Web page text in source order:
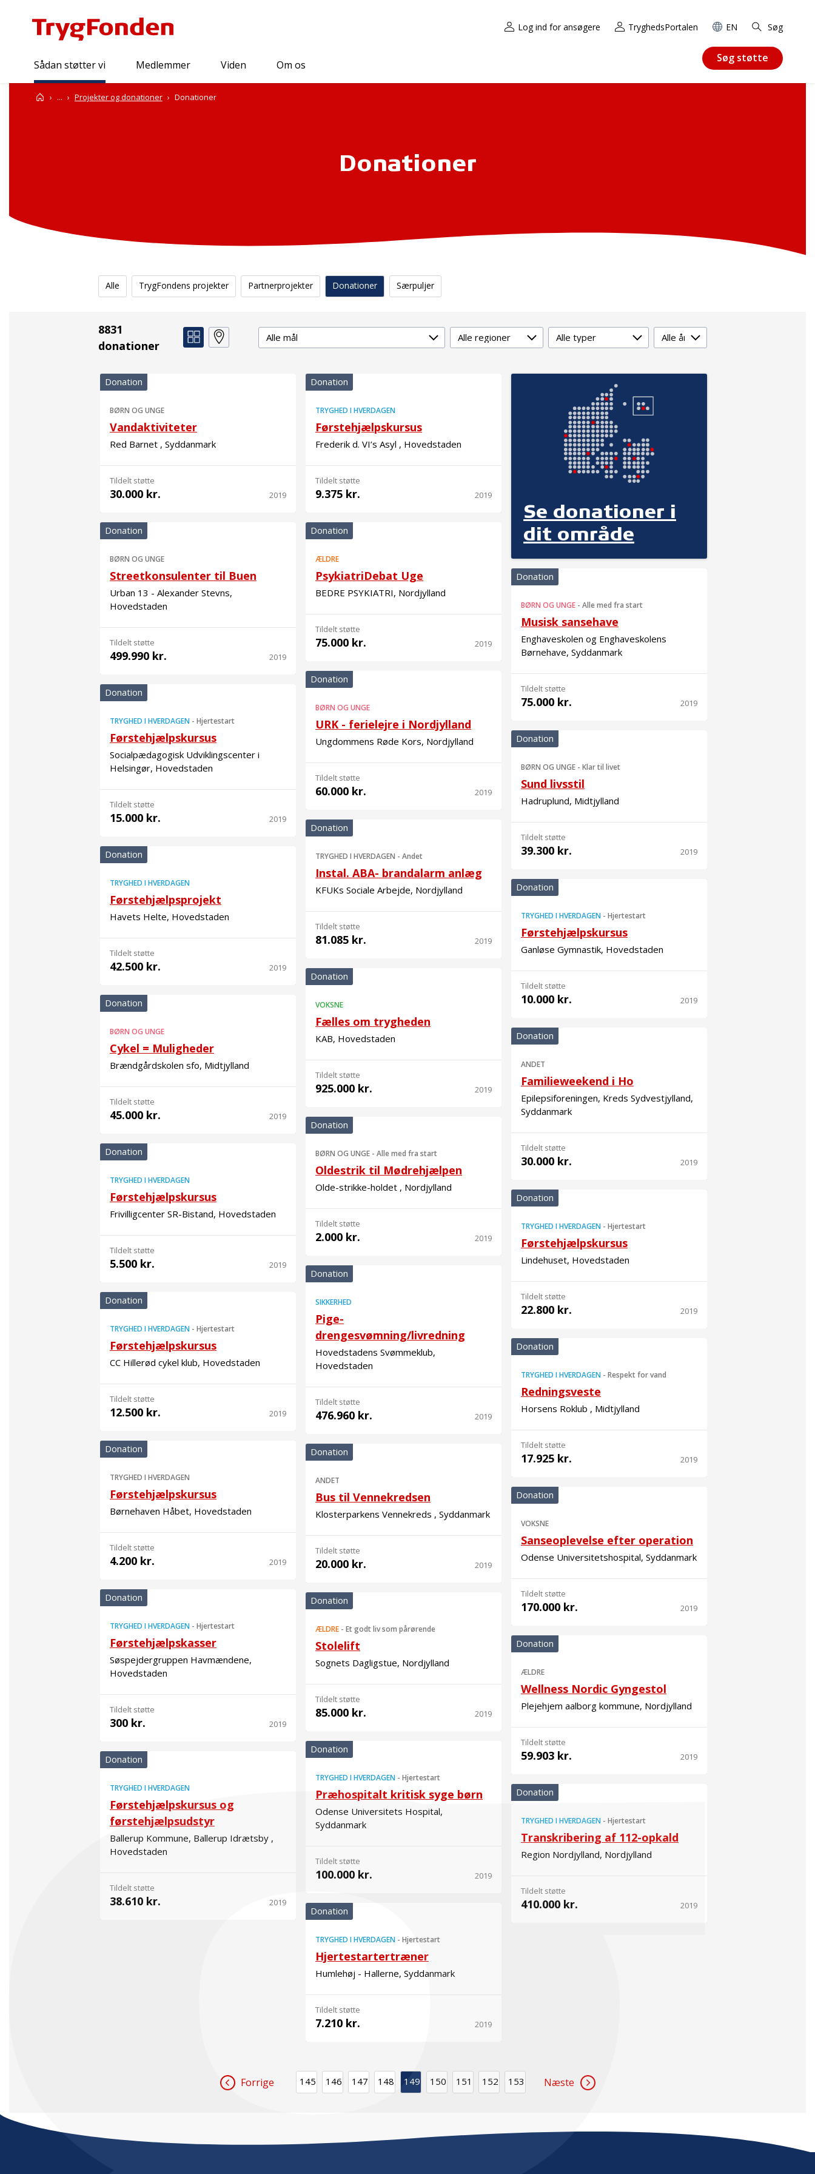
Log ind for ansøgere TryghedsPortalen EN Søg
Sådan støtter vi Medlemmer Viden Om os
Søg støtte
Forside
...
Sådan støtter viProjekter og donationer Donationer
Donationer
Alle TrygFondens projekter Partnerprojekter Donationer Særpuljer
8831
donationer
Delmål Region Type År
Se donationer i
dit område
Donation
BØRN OG UNGE
Vandaktiviteter
Red Barnet , Syddanmark
Tildelt støtte
30.000 kr. 2019
Donation
TRYGHED I HVERDAGEN
Førstehjælpskursus
Frederik d. VI’s Asyl , Hovedstaden
Tildelt støtte
9.375 kr. 2019
Donation
BØRN OG UNGE
Streetkonsulenter til Buen
Urban 13 - Alexander Stevns,
Hovedstaden
Tildelt støtte
499.990 kr. 2019
Donation
ÆLDRE
PsykiatriDebat Uge
BEDRE PSYKIATRI, Nordjylland
Tildelt støtte
75.000 kr. 2019
Donation
BØRN OG UNGE - Alle med fra start
Musisk sansehave
Enghaveskolen og Enghaveskolens
Børnehave, Syddanmark
Tildelt støtte
75.000 kr. 2019
Donation
BØRN OG UNGE
URK - ferielejre i Nordjylland
Ungdommens Røde Kors, Nordjylland
Tildelt støtte
60.000 kr. 2019
Donation
TRYGHED I HVERDAGEN - Hjertestart
Førstehjælpskursus
Socialpædagogisk Udviklingscenter i
Helsingør, Hovedstaden
Tildelt støtte
15.000 kr. 2019
Donation
BØRN OG UNGE - Klar til livet
Sund livsstil
Hadruplund, Midtjylland
Tildelt støtte
39.300 kr. 2019
Donation
TRYGHED I HVERDAGEN - Andet
Instal. ABA- brandalarm anlæg
KFUKs Sociale Arbejde, Nordjylland
Tildelt støtte
81.085 kr. 2019
Donation
TRYGHED I HVERDAGEN
Førstehjælpsprojekt
Havets Helte, Hovedstaden
Tildelt støtte
42.500 kr. 2019
Donation
TRYGHED I HVERDAGEN - Hjertestart
Førstehjælpskursus
Ganløse Gymnastik, Hovedstaden
Tildelt støtte
10.000 kr. 2019
Donation
VOKSNE
Fælles om trygheden
KAB, Hovedstaden
Tildelt støtte
925.000 kr. 2019
Donation
BØRN OG UNGE
Cykel = Muligheder
Brændgårdskolen sfo, Midtjylland
Tildelt støtte
45.000 kr. 2019
Donation
ANDET
Familieweekend i Ho
Epilepsiforeningen, Kreds Sydvestjylland,
Syddanmark
Tildelt støtte
30.000 kr. 2019
Donation
BØRN OG UNGE - Alle med fra start
Oldestrik til Mødrehjælpen
Olde-strikke-holdet , Nordjylland
Tildelt støtte
2.000 kr. 2019
Donation
TRYGHED I HVERDAGEN
Førstehjælpskursus
Frivilligcenter SR-Bistand, Hovedstaden
Tildelt støtte
5.500 kr. 2019
Donation
TRYGHED I HVERDAGEN - Hjertestart
Førstehjælpskursus
Lindehuset, Hovedstaden
Tildelt støtte
22.800 kr. 2019
Donation
SIKKERHED
Pige-
drengesvømning/livredning
Hovedstadens Svømmeklub,
Hovedstaden
Tildelt støtte
476.960 kr. 2019
Donation
TRYGHED I HVERDAGEN - Hjertestart
Førstehjælpskursus
CC Hillerød cykel klub, Hovedstaden
Tildelt støtte
12.500 kr. 2019
Donation
TRYGHED I HVERDAGEN - Respekt for vand
Redningsveste
Horsens Roklub , Midtjylland
Tildelt støtte
17.925 kr. 2019
Donation
TRYGHED I HVERDAGEN
Førstehjælpskursus
Børnehaven Håbet, Hovedstaden
Tildelt støtte
4.200 kr. 2019
Donation
ANDET
Bus til Vennekredsen
Klosterparkens Vennekreds , Syddanmark
Tildelt støtte
20.000 kr. 2019
Donation
VOKSNE
Sanseoplevelse efter operation
Odense Universitetshospital, Syddanmark
Tildelt støtte
170.000 kr. 2019
Donation
TRYGHED I HVERDAGEN - Hjertestart
Førstehjælpskasser
Søspejdergruppen Havmændene,
Hovedstaden
Tildelt støtte
300 kr. 2019
Donation
ÆLDRE - Et godt liv som pårørende
Stolelift
Sognets Dagligstue, Nordjylland
Tildelt støtte
85.000 kr. 2019
Donation
ÆLDRE
Wellness Nordic Gyngestol
Plejehjem aalborg kommune, Nordjylland
Tildelt støtte
59.903 kr. 2019
Donation
TRYGHED I HVERDAGEN - Hjertestart
Præhospitalt kritisk syge børn
Odense Universitets Hospital,
Syddanmark
Tildelt støtte
100.000 kr. 2019
Donation
TRYGHED I HVERDAGEN
Førstehjælpskursus og
førstehjælpsudstyr
Ballerup Kommune, Ballerup Idrætsby ,
Hovedstaden
Tildelt støtte
38.610 kr. 2019
Donation
TRYGHED I HVERDAGEN - Hjertestart
Transkribering af 112-opkald
Region Nordjylland, Nordjylland
Tildelt støtte
410.000 kr. 2019
Donation
TRYGHED I HVERDAGEN - Hjertestart
Hjertestartertræner
Humlehøj - Hallerne, Syddanmark
Tildelt støtte
7.210 kr. 2019
Forrige 145 146 147 148 149 150 151 152 153 Næste